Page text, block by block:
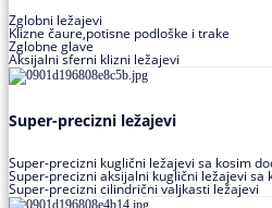
Zglobni ležajevi
Klizne čaure,potisne podloške i trake
Zglobne glave
Aksijalni sferni klizni ležajevi
Super-precizni ležajevi
Super-precizni kuglični ležajevi sa kosim
Super-precizni aksijalni kuglični ležajevi sa
Super-precizni cilindrični valjkasti ležajevi